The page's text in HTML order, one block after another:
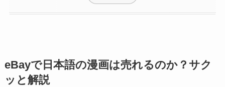
eBayで日本語の漫画は売れるのか？サク
ッと解説